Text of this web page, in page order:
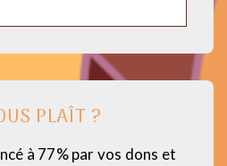
PLAÎT ?
à 77% par vos dons et